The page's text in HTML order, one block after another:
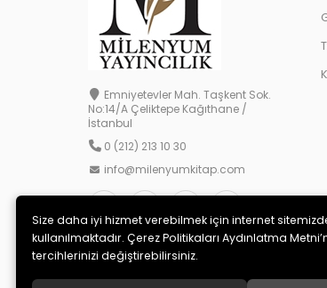
Emniyetevler Mah. Taşkent Sok.
No:14/A Çeliktepe Kağıthane /
İstanbul
0 (212) 213 10 30
info@milenyumkitap.com
Size daha iyi hizmet verebilmek için internet
kullanılmaktadır. Çerez Politikaları Aydınlatma
tercihlerinizi değiştirebilirsiniz.